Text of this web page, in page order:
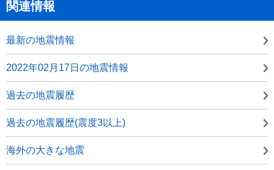
関連情報
最新の地震情報
2022年02月17日の地震情報
過去の地震履歴
過去の地震履歴(震度3以上)
海外の大きな地震